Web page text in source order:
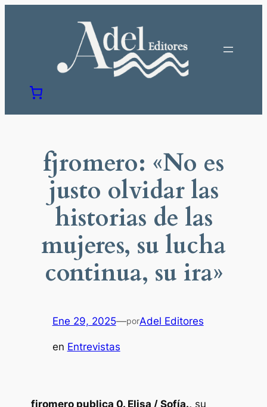
fjromero: «No es
justo olvidar las
historias de las
mujeres, su lucha
continua, su ira»
Ene 29, 2025—porAdel Editores
en Entrevistas
fjromero publica 0. Elisa / Sofía., su